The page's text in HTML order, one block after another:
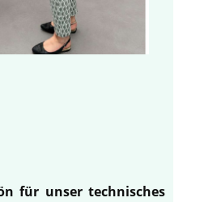
für unser technisches